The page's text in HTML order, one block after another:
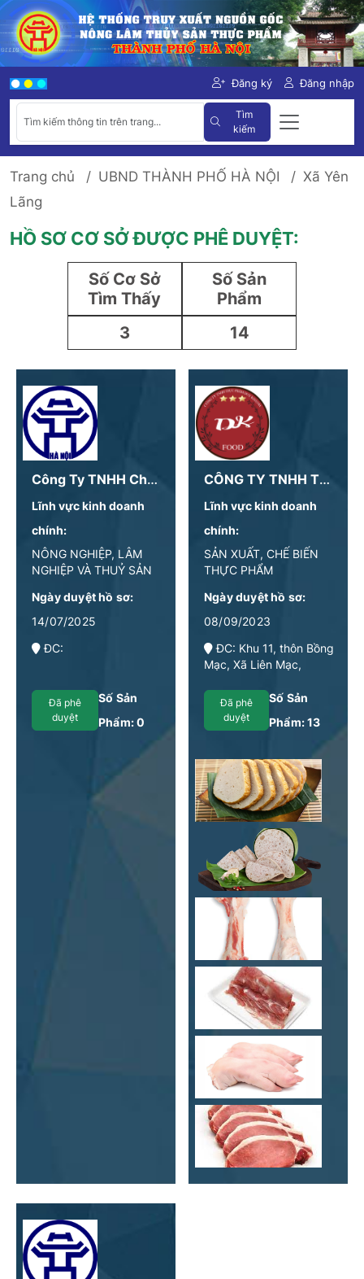
Đăng ký Đăng nhập
Tìm
kiếm
Trang chủ UBND THÀNH PHỐ HÀ NỘI
Xã Yên
Lãng
HỒ SƠ CƠ SỞ ĐƯỢC PHÊ DUYỆT:
Số Cơ Sở
Tìm Thấy
3
Số Sản
Phẩm
14
Công Ty TNHH Chế Biến Thực Phẩm Sạch Hồng Hà
Lĩnh vực kinh doanh
chính:
NÔNG NGHIỆP, LÂM
NGHIỆP VÀ THUỶ SẢN
Ngày duyệt hồ sơ:
14/07/2025
ĐC:
Đã phê
duyệt
Số Sản
Phẩm:0
CÔNG TY TNHH THỰC PHẨM DUY KHÁNH
Lĩnh vực kinh doanh
chính:
SẢN XUẤT, CHẾ BIẾN
THỰC PHẨM
Ngày duyệt hồ sơ:
08/09/2023
ĐC: Khu 11, thôn Bồng
Mạc, Xã Liên Mạc,
phố Hà Nội
Đã phê
duyệt
Số Sản
Phẩm:13